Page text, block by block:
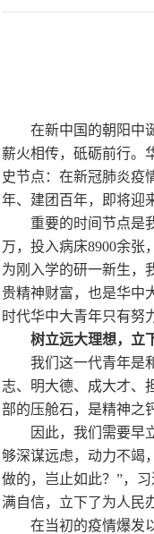
在新中国的朝阳中
薪火相传，砥砺前行。
史节点：在新冠肺炎疫
年、建团百年，即将迎
重要的时间节点是
万，投入病床8900余张
为刚入学的研一新生，
贵精神财富，也是华中
时代华中大青年只有努
树立远大理想，立
我们这一代青年是
志、明大德、成大才、
部的压舱石，是精神之
因此，我们需要早
够深谋远虑，动力不竭
做的，岂止如此？”，
满自信，立下了为人民
在当初的疫情爆发